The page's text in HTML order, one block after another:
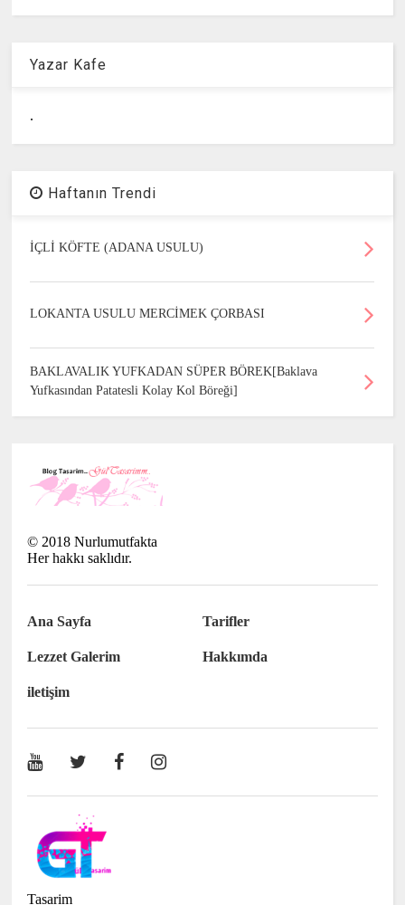
Yazar Kafe
.
Haftanın Trendi
İÇLİ KÖFTE (ADANA USULU)
LOKANTA USULU MERCİMEK ÇORBASI
BAKLAVALIK YUFKADAN SÜPER BÖREK[Baklava
Yufkasından Patatesli Kolay Kol Böreği]
© 2018 Nurlumutfakta
Her hakkı saklıdır.
Ana Sayfa Tarifler
Lezzet Galerim Hakkımda
iletişim
Tasarim